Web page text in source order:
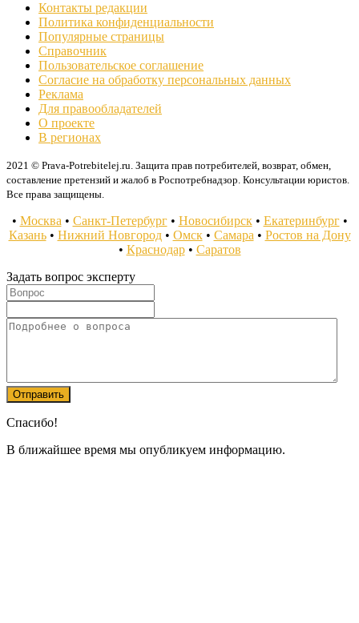
Контакты редакции
Политика конфиденциальности
Популярные страницы
Справочник
Пользовательское соглашение
Согласие на обработку персональных данных
Реклама
Для правообладателей
О проекте
В регионах
2021 © Prava-Potrebitelej.ru. Защита прав потребителей, возврат, обмен,
составление претензий и жалоб в Роспотребнадзор. Консультации юристов.
Все права защищены.
• Москва • Санкт-Петербург• Новосибирск• Екатеринбург•
Казань• Нижний Новгород• Омск• Самара • Ростов на Дону
• Краснодар• Саратов
Задать вопрос эксперту
Спасибо!
В ближайшее время мы опубликуем информацию.